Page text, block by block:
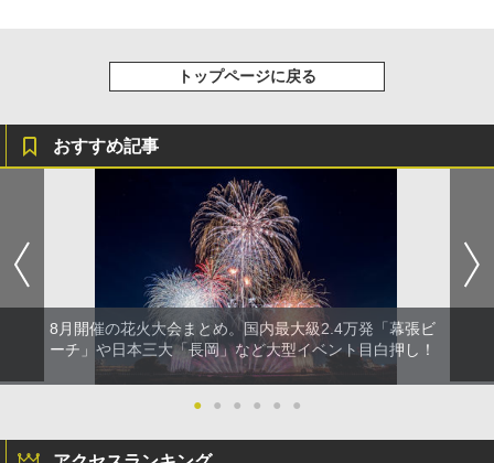
トップページに戻る
おすすめ記事
8月開催の花火大会まとめ。国内最大級2.4万発「幕張ビ
ーチ」や日本三大「長岡」など大型イベント目白押し！
● ● ● ● ● ●